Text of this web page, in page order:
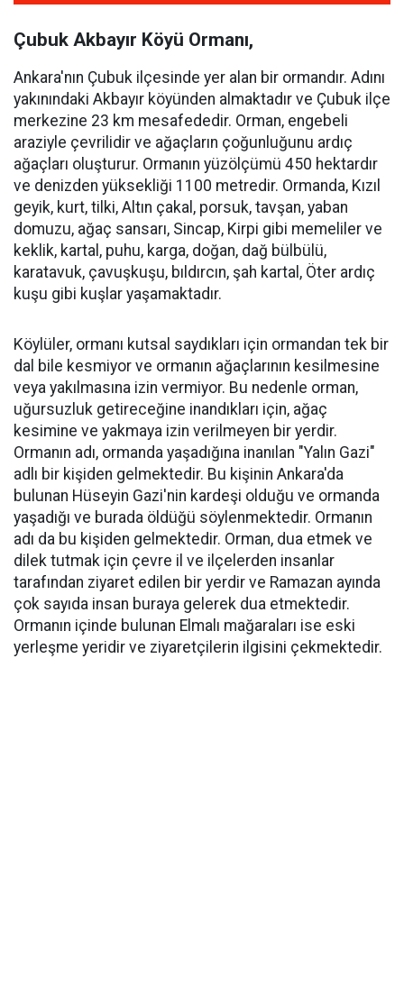
Çubuk Akbayır Köyü Ormanı,
Ankara'nın Çubuk ilçesinde yer alan bir ormandır. Adını
yakınındaki Akbayır köyünden almaktadır ve Çubuk ilçe
merkezine 23 km mesafededir. Orman, engebeli
araziyle çevrilidir ve ağaçların çoğunluğunu ardıç
ağaçları oluşturur. Ormanın yüzölçümü 450 hektardır
ve denizden yüksekliği 1100 metredir. Ormanda, Kızıl
geyik, kurt, tilki, Altın çakal, porsuk, tavşan, yaban
domuzu, ağaç sansarı, Sincap, Kirpi gibi memeliler ve
keklik, kartal, puhu, karga, doğan, dağ bülbülü,
karatavuk, çavuşkuşu, bıldırcın, şah kartal, Öter ardıç
kuşu gibi kuşlar yaşamaktadır.
Köylüler, ormanı kutsal saydıkları için ormandan tek bir
dal bile kesmiyor ve ormanın ağaçlarının kesilmesine
veya yakılmasına izin vermiyor. Bu nedenle orman,
uğursuzluk getireceğine inandıkları için, ağaç
kesimine ve yakmaya izin verilmeyen bir yerdir.
Ormanın adı, ormanda yaşadığına inanılan "Yalın Gazi"
adlı bir kişiden gelmektedir. Bu kişinin Ankara'da
bulunan Hüseyin Gazi'nin kardeşi olduğu ve ormanda
yaşadığı ve burada öldüğü söylenmektedir. Ormanın
adı da bu kişiden gelmektedir. Orman, dua etmek ve
dilek tutmak için çevre il ve ilçelerden insanlar
tarafından ziyaret edilen bir yerdir ve Ramazan ayında
çok sayıda insan buraya gelerek dua etmektedir.
Ormanın içinde bulunan Elmalı mağaraları ise eski
yerleşme yeridir ve ziyaretçilerin ilgisini çekmektedir.